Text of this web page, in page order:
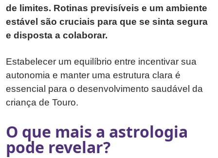
de limites. Rotinas previsíveis e um ambiente
estável são cruciais para que se sinta segura
e disposta a colaborar.
Estabelecer um equilíbrio entre incentivar sua
autonomia e manter uma estrutura clara é
essencial para o desenvolvimento saudável da
criança de Touro.
O que mais a astrologia
pode revelar?